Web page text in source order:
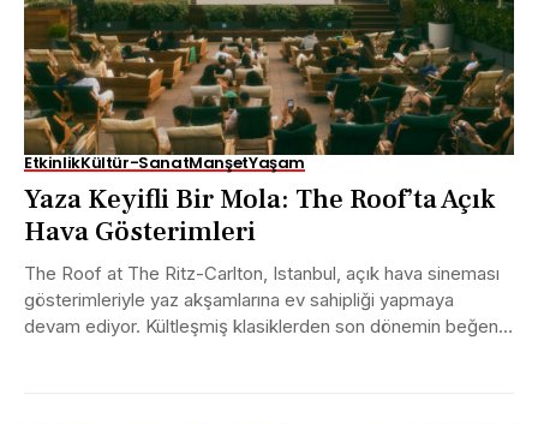
EtkinlikKültür-SanatManşetYaşam
Yaza Keyifli Bir Mola: The Roof’ta Açık
Hava Gösterimleri
The Roof at The Ritz-Carlton, Istanbul, açık hava sineması
gösterimleriyle yaz akşamlarına ev sahipliği yapmaya
devam ediyor. Kültleşmiş klasiklerden son dönemin beğeni